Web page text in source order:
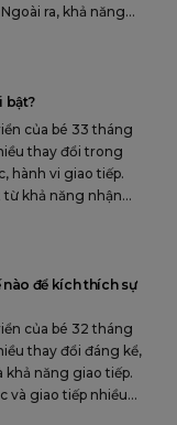
ra, khả năng
bật?
của bé 33 tháng
thay đổi trong
hành vi giao tiếp.
từ khả năng nhận
nào để kích thích sự
của bé 32 tháng
thay đổi đáng kể,
khả năng giao tiếp.
và giao tiếp nhiều